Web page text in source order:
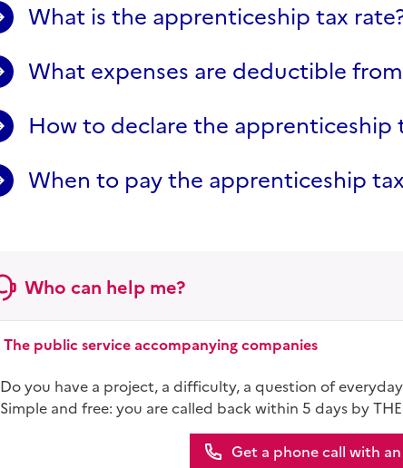
What is the apprenticeship tax
What expenses are deductible
How to declare the apprenticeship
When to pay the apprenticeship
Who can help me?
The public service accompanying companies
Do you have a project, a difficulty, a question of
Simple and free: you are called back within 5 days by
Get a phone call with